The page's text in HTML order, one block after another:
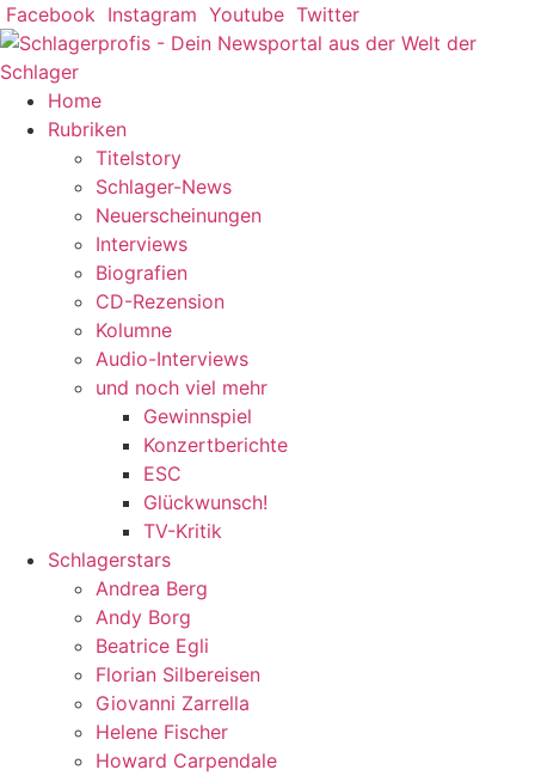
Zum
Inhalt
springen
Facebook Instagram Youtube Twitter
Home
Rubriken
Titelstory
Schlager-News
Neuerscheinungen
Interviews
Biografien
CD-Rezension
Kolumne
Audio-Interviews
und noch viel mehr
Gewinnspiel
Konzertberichte
ESC
Glückwunsch!
TV-Kritik
Schlagerstars
Andrea Berg
Andy Borg
Beatrice Egli
Florian Silbereisen
Giovanni Zarrella
Helene Fischer
Howard Carpendale